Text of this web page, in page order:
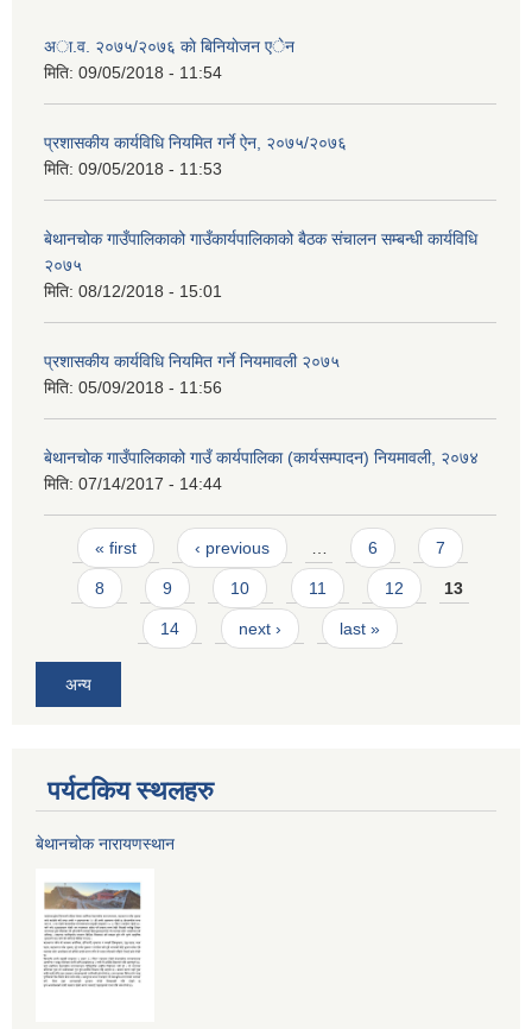
अा.व. २०७५/२०७६ काे बिनियाेजन एेन
मिति: 09/05/2018 - 11:54
प्रशासकीय कार्यविधि नियमित गर्ने ऐन, २०७५/२०७६
मिति: 09/05/2018 - 11:53
बेथानचोक गाउँपालिकाको गाउँकार्यपालिकाको बैठक संचालन सम्बन्धी कार्यविधि
२०७५
मिति: 08/12/2018 - 15:01
प्रशासकीय कार्यविधि नियमित गर्ने नियमावली २०७५
मिति: 05/09/2018 - 11:56
बेथानचोक गाउँपालिकाको गाउँ कार्यपालिका (कार्यसम्पादन) नियमावली, २०७४
मिति: 07/14/2017 - 14:44
Pages
« first ‹ previous … 6 7
8 9 10 11 12 13
14 next › last »
अन्य
पर्यटकिय स्थलहरु
बेथानचोक नारायणस्थान